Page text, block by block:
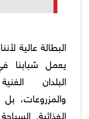
البطالة عالية
يعمل شبابنا
البلدان
والمزروعات،
الغذائية.